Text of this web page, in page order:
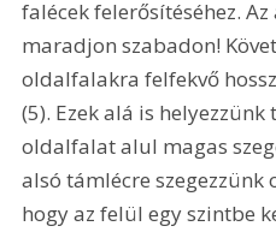
falécek felerősítéséhez.
maradjon szabadon!
oldalfalakra felfekvő
(5). Ezek alá is
oldalfalat alul magas
alsó támlécre
hogy az felül egy szintbe